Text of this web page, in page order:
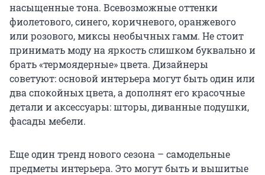
насыщенные тона. Всевозможные оттенки
фиолетового, синего, коричневого, оранжевого
или розового, миксы необычных гамм. Не стоит
принимать моду на яркость слишком буквально и
брать «термоядерные» цвета. Дизайнеры
советуют: основой интерьера могут быть один или
два спокойных цвета, а дополнят его красочные
детали и аксессуары: шторы, диванные подушки,
фасады мебели.
Еще один тренд нового сезона – самодельные
предметы интерьера. Это могут быть и вышитые